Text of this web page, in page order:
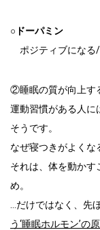
○ドーパミン
ポジティブになる
②睡眠の質が向上す
運動習慣がある人に
そうです。
なぜ寝つきがよくな
それは、体を動かす
め。
…だけではなく、先
う‘睡眠ホルモン’の